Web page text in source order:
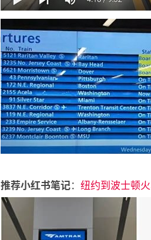
推荐小红书笔记： 纽约到波士顿